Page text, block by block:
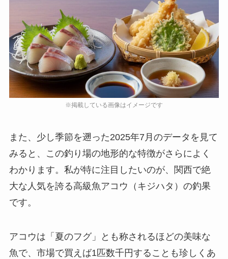
また、少し季節を遡った2025年7月のデータを見て
みると、この釣り場の地形的な特徴がさらによく
わかります。私が特に注目したいのが、関西で絶
大な人気を誇る高級魚アコウ（キジハタ） の釣果
です。
アコウは「夏のフグ」とも称されるほどの美味な
魚で、市場で買えば1匹数千円することも珍しくあ